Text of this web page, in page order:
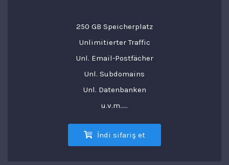
250 GB Speicherplatz
Unlimitierter Traffic
Unl. Email-Postfächer
Unl. Subdomains
Unl. Datenbanken
u.v.m.....
İndi sifariş et